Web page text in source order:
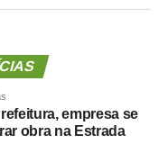
bairro Bandeirantes,
para entrega de
empresa se
obra na Estrada